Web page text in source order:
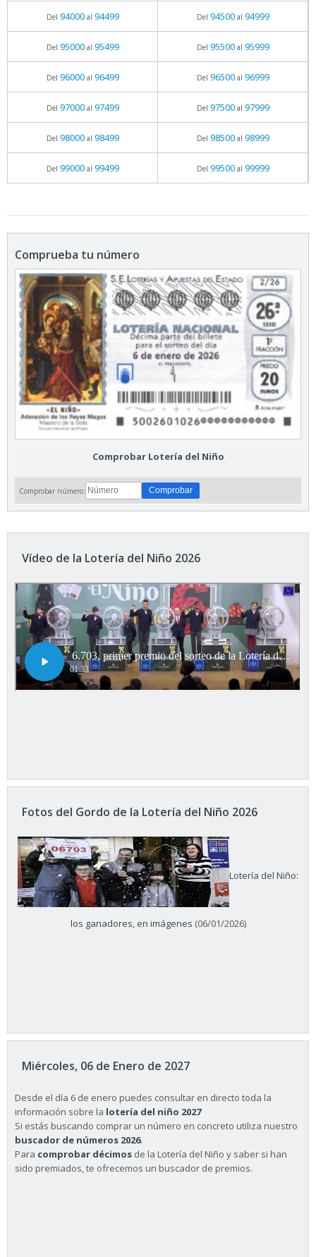
Del 94000al 94499 Del 94500al 94999
Del 95000al 95499 Del 95500al 95999
Del 96000al 96499 Del 96500al 96999
Del 97000al 97499 Del 97500al 97999
Del 98000al 98499 Del 98500al 98999
Del 99000al 99499 Del 99500al 99999
Comprueba tu número
Comprobar Lotería del Niño
Comprobar número:
Vídeo de la Lotería del Niño 2026
Fotos del Gordo de la Lotería del Niño 2026
Lotería del Niño:
los ganadores, en imágenes (06/01/2026)
Miércoles, 06 de Enero de 2027
Desde el día 6 de enero puedes consultar en directo toda la
información sobre la lotería del niño 2027
Si estás buscando comprar un número en concreto utiliza nuestro
buscador de números 2026.
Para comprobar décimos de la Lotería del Niño y saber si han
sido premiados, te ofrecemos un buscador de premios.